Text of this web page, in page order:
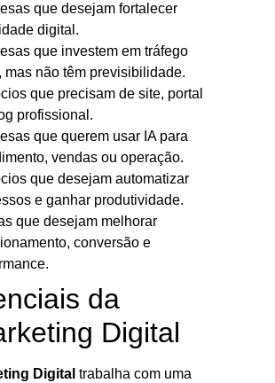
que desejam fortalecer
digital.
que investem em tráfego
mas não têm previsibilidade.
que precisam de site, portal
profissional.
que querem usar IA para
vendas ou operação.
que desejam automatizar
e ganhar produtividade.
que desejam melhorar
conversão e
da
Digital
Digital trabalha com uma